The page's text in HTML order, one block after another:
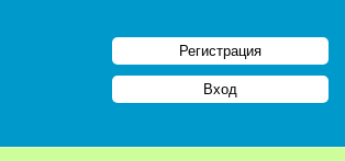
Регистрация
Вход